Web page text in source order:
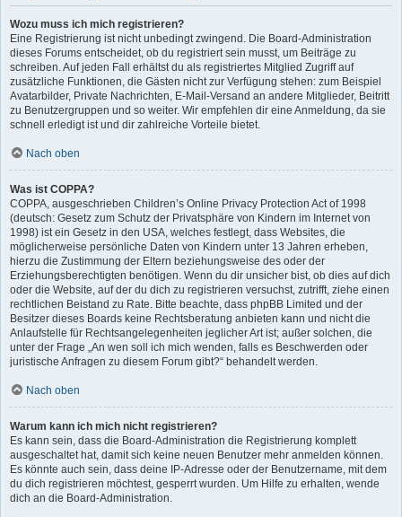
Wozu muss ich mich registrieren?
Eine Registrierung ist nicht unbedingt zwingend. Die Board-Administration
dieses Forums entscheidet, ob du registriert sein musst, um Beiträge zu
schreiben. Auf jeden Fall erhältst du als registriertes Mitglied Zugriff auf
zusätzliche Funktionen, die Gästen nicht zur Verfügung stehen: zum Beispiel
Avatarbilder, Private Nachrichten, E-Mail-Versand an andere Mitglieder, Beitritt
zu Benutzergruppen und so weiter. Wir empfehlen dir eine Anmeldung, da sie
schnell erledigt ist und dir zahlreiche Vorteile bietet.
Nach oben
Was ist COPPA?
COPPA, ausgeschrieben Children’s Online Privacy Protection Act of 1998
(deutsch: Gesetz zum Schutz der Privatsphäre von Kindern im Internet von
1998) ist ein Gesetz in den USA, welches festlegt, dass Websites, die
möglicherweise persönliche Daten von Kindern unter 13 Jahren erheben,
hierzu die Zustimmung der Eltern beziehungsweise des oder der
Erziehungsberechtigten benötigen. Wenn du dir unsicher bist, ob dies auf dich
oder die Website, auf der du dich zu registrieren versuchst, zutrifft, ziehe einen
rechtlichen Beistand zu Rate. Bitte beachte, dass phpBB Limited und der
Besitzer dieses Boards keine Rechtsberatung anbieten kann und nicht die
Anlaufstelle für Rechtsangelegenheiten jeglicher Art ist; außer solchen, die
unter der Frage „An wen soll ich mich wenden, falls es Beschwerden oder
juristische Anfragen zu diesem Forum gibt?“ behandelt werden.
Nach oben
Warum kann ich mich nicht registrieren?
Es kann sein, dass die Board-Administration die Registrierung komplett
ausgeschaltet hat, damit sich keine neuen Benutzer mehr anmelden können.
Es könnte auch sein, dass deine IP-Adresse oder der Benutzername, mit dem
du dich registrieren möchtest, gesperrt wurden. Um Hilfe zu erhalten, wende
dich an die Board-Administration.